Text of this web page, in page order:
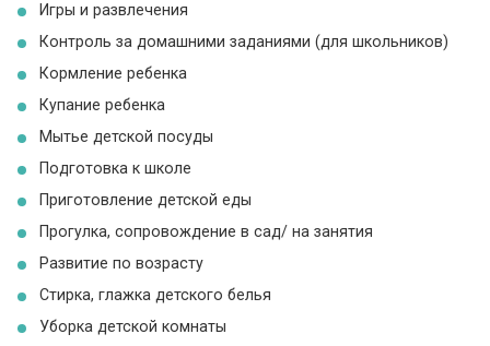
Игры и развлечения
Контроль за домашними заданиями (для школьников)
Кормление ребенка
Купание ребенка
Мытье детской посуды
Подготовка к школе
Приготовление детской еды
Прогулка, сопровождение в сад/ на занятия
Развитие по возрасту
Стирка, глажка детского белья
Уборка детской комнаты